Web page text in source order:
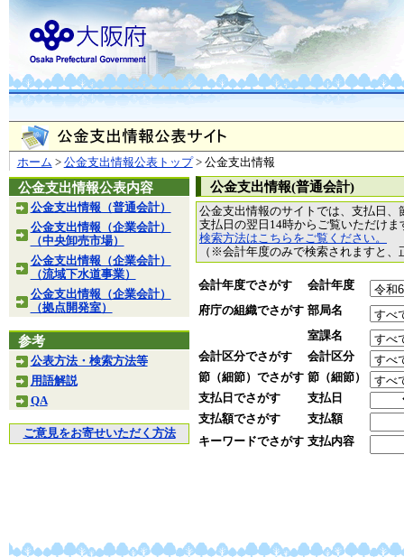
ホーム > 公金支出情報公表トップ> 公金支出情報
公金支出情報公表内容
公金支出情報（普通会計）
公金支出情報（企業会計）
（中央卸売市場）
公金支出情報（企業会計）
（流域下水道事業）
公金支出情報（企業会計）
（拠点開発室）
参考
公表方法・検索方法等
用語解説
QA
ご意見をお寄せいただく方法
公金支出情報(普通会計)
公金支出情報のサイトでは、支払日
支払日の翌日14時からご覧いただけ
検索方法はこちらをご覧ください。
（※会計年度のみで検索されますと
会計年度でさがす
会計年度
府庁の組織でさがす 部局名
室課名
会計区分でさがす
会計区分
節（細節）でさがす 節（細節）
支払日でさがす
支払日
支払額でさがす
支払額
キーワードでさがす 支払内容